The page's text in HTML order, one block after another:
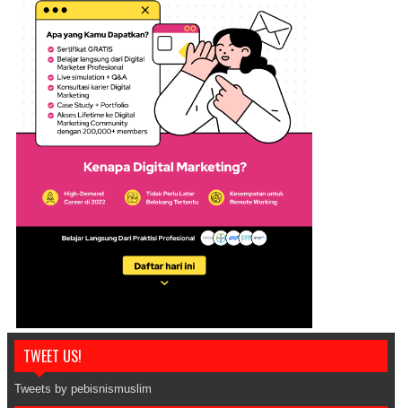
TWEET US!
Tweets by pebisnismuslim